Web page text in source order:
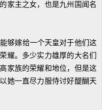
家主之女，也是九州国闻名
够嫁给一个天皇对于他们这
耀。多少实力雄厚的大名们
家族的荣耀和地位，但是这
她一直尽力服侍讨好醍醐天